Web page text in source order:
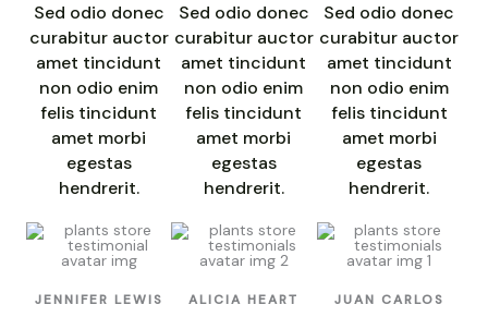
Sed odio donec
curabitur auctor
amet tincidunt
non odio enim
felis tincidunt
amet morbi
egestas
hendrerit.
JENNIFER LEWIS
Sed odio donec
curabitur auctor
amet tincidunt
non odio enim
felis tincidunt
amet morbi
egestas
hendrerit.
ALICIA HEART
Sed odio donec
curabitur auctor
amet tincidunt
non odio enim
felis tincidunt
amet morbi
egestas
hendrerit.
JUAN CARLOS